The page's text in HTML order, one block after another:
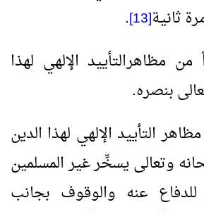
ثانية[13]
.
مظاهرالتأييد الإلهي لهذا
بنصره.
التأييد الإلهي لهذا الدين
وتعالى يسخِّر غير المسلمين
عنه والوقوف بجانب